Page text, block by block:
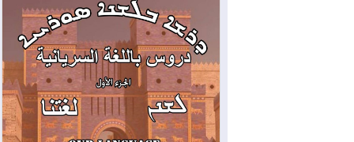
2026-08-05
15كارثة بيئية ومناخية ترسم
ملامح أخطر التحديات التي تواجه العراق
اليوم
2026-08-05
حرائق فرنسا.. توقيف 402
شخص بينهم 156 قاصرا منذ بداية موسم
الحرائق